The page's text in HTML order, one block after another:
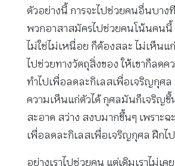
ตัวอย่างนี้ การจะไปช่วยคนอื่นบาง
พวกอาสาสมัครไปช่วยคนโน้นคน
ไม่ใช่ไม่เหนื่อย ก็ต้องสละ ไม่เห็นแ
ไปช่วยทางวัตถุสิ่งของ ให้เขาก็ลด
ทำไปเพื่อลดละกิเลสเพื่อเจริญกุศล
ความเห็นแก่ตัวได้ กุศลมันก็เจริญ
สะอาด สว่าง สงบมากขึ้นๆ เพราะฉ
เพื่อลดละกิเลสเพื่อเจริญกุศล ฝึกไป
อย่างเราไปช่วยคน แต่เดิมเราไม่เค